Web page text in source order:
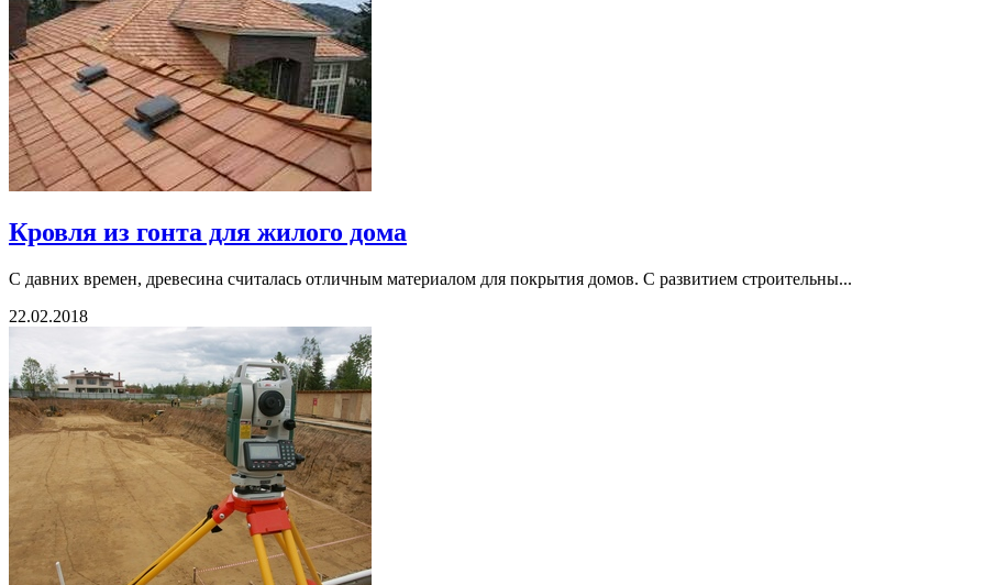
Кровля из гонта для жилого дома
С давних времен, древесина считалась отличным материалом для покрытия домов. С развитием строительны...
22.02.2018